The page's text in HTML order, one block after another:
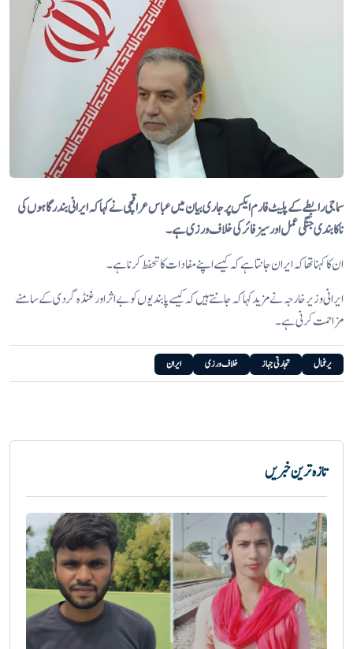
سماجی رابطے کے پلیٹ فارم ایکس پر جاری بیان میں عباس عراقچی نے کہا کہ ایرانی بندرگاہوں کی
ناکا بندی جنگی عمل اور سیزفائر کی خلاف ورزی ہے۔
ان کا کہنا تھا کہ ایران جانتا ہے کہ کیسے اپنے مفادات کا تحفط کرنا ہے۔
ایرانی وزیر خارجہ نے مزید کہا کہ جانتے ہیں کہ کیسے پابندیوں کو بے اثر اور غنڈہ گردی کے سامنے
مزاحمت کرنی ہے۔
یرغمال تجارتی جہاز خلاف ورزی ایران
تازہ ترین خبریں